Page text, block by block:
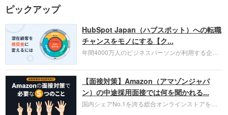
ピックアップ
HubSpot Japan（ハブスポット）への転職
チャンスをモノにする【ク...
年間4000万人のビジネスパーソンが利用する企業
お勧めするイチオシ企業をご紹介します。今回はク
ラウド型CRMプラットフォームを提供する
HubSpot Japan（ハブスポット・ジャパン）株式会
社です。採用面接対策の企業研究にご活用くださ
い。
【面接対策】Amazon（アマゾンジャパ
ン）の中途採用面接では何を聞かれる...
国内シェアNo.1を誇る総合オンラインストアを運